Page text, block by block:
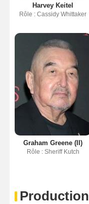
Harvey Keitel
Rôle : Cassidy Whittaker
Graham Greene (II)
Rôle : Sheriff Kutch
Production